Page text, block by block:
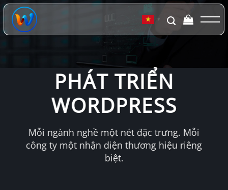
Chuyển
đến
dung
▼
PHÁT TRIỂN
WORDPRESS
Mỗi ngành nghề một nét đặc trưng. Mỗi
công ty một nhận diện thương hiệu riêng
biệt.